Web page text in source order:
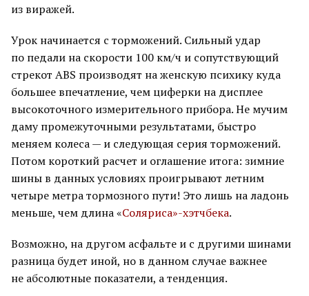
из виражей.
Урок начинается с торможений. Сильный удар
по педали на скорости 100 км/ч и сопутствующий
стрекот ABS производят на женскую психику куда
большее впечатление, чем циферки на дисплее
высокоточного измерительного прибора. Не мучим
даму промежуточными результатами, быстро
меняем колеса — и следующая серия торможений.
Потом короткий расчет и оглашение итога: зимние
шины в данных условиях проигрывают летним
четыре метра тормозного пути! Это лишь на ладонь
меньше, чем длина «Соляриса»-хэтчбека.
Возможно, на другом асфальте и с другими шинами
разница будет иной, но в данном случае важнее
не абсолютные показатели, а тенденция.